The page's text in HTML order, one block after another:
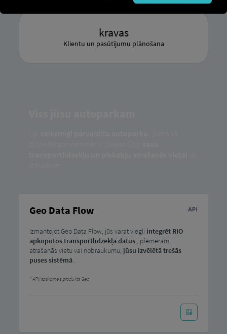
kravas
Klientu un pasūtījumu plānošana
Geo Data Flow
Izmantojot Geo Data Flow, jūs varat viegli integrēt RIO
apkopotostransportlīdzekļa datus, piemēram,
atrašanās vietu vai nobraukumu, jūsu izvēlētā trešās
puses sistēmā.
API/saskarnes produkts Geo